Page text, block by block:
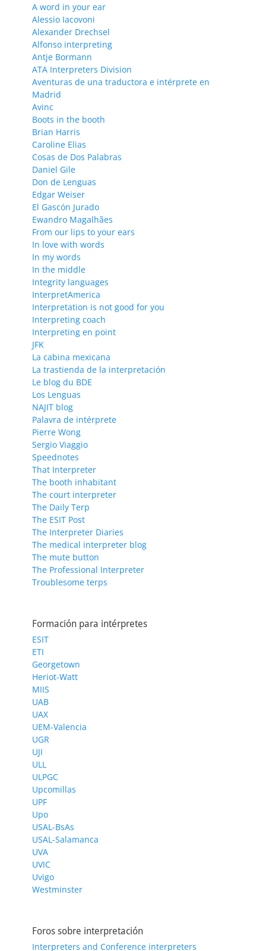
A word in your ear
Alessio Iacovoni
Alexander Drechsel
Alfonso interpreting
Antje Bormann
ATA Interpreters Division
Aventuras de una traductora e intérprete en
Madrid
Avinc
Boots in the booth
Brian Harris
Caroline Elias
Cosas de Dos Palabras
Daniel Gile
Don de Lenguas
Edgar Weiser
El Gascón Jurado
Ewandro Magalhães
From our lips to your ears
In love with words
In my words
In the middle
Integrity languages
InterpretAmerica
Interpretation is not good for you
Interpreting coach
Interpreting en point
JFK
La cabina mexicana
La trastienda de la interpretación
Le blog du BDE
Los Lenguas
NAJIT blog
Palavra de intérprete
Pierre Wong
Sergio Viaggio
Speednotes
That Interpreter
The booth inhabitant
The court interpreter
The Daily Terp
The ESIT Post
The Interpreter Diaries
The medical interpreter blog
The mute button
The Professional Interpreter
Troublesome terps
Formación para intérpretes
ESIT
ETI
Georgetown
Heriot-Watt
MIIS
UAB
UAX
UEM-Valencia
UGR
UJI
ULL
ULPGC
Upcomillas
UPF
Upo
USAL-BsAs
USAL-Salamanca
UVA
UVIC
Uvigo
Westminster
Foros sobre interpretación
Interpreters and Conference interpreters